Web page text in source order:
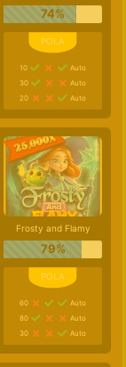
74%
10
Auto
30
Auto
20
Auto
Frosty and Flamy
79%
60
Auto
80
Auto
30
Auto